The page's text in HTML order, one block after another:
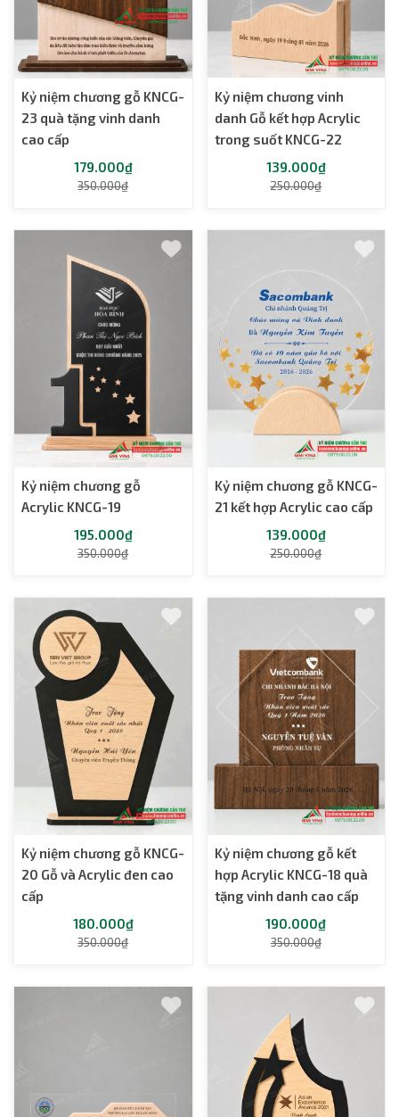
Kỷ niệm chương gỗ KNCG-
23 quà tặng vinh danh
cao cấp
179.000₫
350.000₫
Kỷ niệm chương vinh
danh Gỗ kết hợp Acrylic
trong suốt KNCG-22
139.000₫
250.000₫
Kỷ niệm chương gỗ
Acrylic KNCG-19
195.000₫
350.000₫
Kỷ niệm chương gỗ KNCG-
21 kết hợp Acrylic cao cấp
139.000₫
250.000₫
Kỷ niệm chương gỗ KNCG-
20 Gỗ và Acrylic đen cao
cấp
180.000₫
350.000₫
Kỷ niệm chương gỗ kết
hợp Acrylic KNCG-18 quà
tặng vinh danh cao cấp
190.000₫
350.000₫